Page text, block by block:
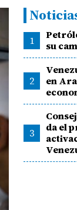
1
su
2
en
3
da el